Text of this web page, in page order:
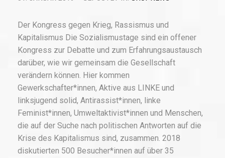
Der Kongress gegen Krieg, Rassismus und
Kapitalismus Die Sozialismustage sind ein offener
Kongress zur Debatte und zum Erfahrungsaustausch
darüber, wie wir gemeinsam die Gesellschaft
verändern können. Hier kommen
Gewerkschafter*innen, Aktive aus LINKE und
linksjugend solid, Antirassist*innen, linke
Feminist*innen, Umweltaktivist*innen und Menschen,
die auf der Suche nach politischen Antworten auf die
Krise des Kapitalismus sind, zusammen. 2018
diskutierten 500 Besucher*innen auf über 35